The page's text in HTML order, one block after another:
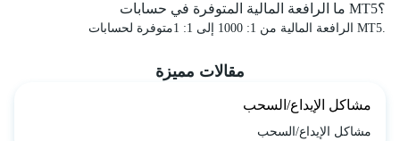
ما الرافعة المالية المتوفرة في حسابات MT5؟
الرافعة المالية من 1: 1000 إلى 1: 1متوفرة لحسابات MT5.
مقالات مميزة
مشاكل الإيداع/السحب
مشاكل الإيداع/السحب